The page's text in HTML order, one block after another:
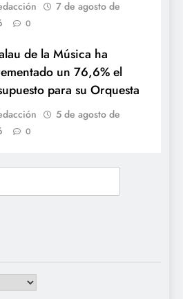
7 de agosto de
0
de la Música ha
un 76,6% el
para su Orquesta
5 de agosto de
0